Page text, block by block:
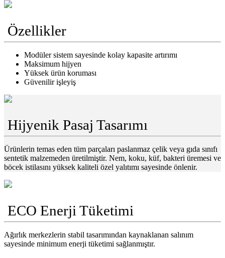
Özellikler
Modüler sistem sayesinde kolay kapasite artırımı
Maksimum hijyen
Yüksek ürün koruması
Güvenilir işleyiş
Hijyenik Pasaj Tasarımı
Ürünlerin temas eden tüm parçaları paslanmaz çelik veya gıda sınıfı
sentetik malzemeden üretilmiştir. Nem, koku, küf, bakteri üremesi ve
böcek istilasını yüksek kaliteli özel yalıtımı sayesinde önlenir.
ECO Enerji Tüketimi
Ağırlık merkezlerin stabil tasarımından kaynaklanan salınım
sayesinde minimum enerji tüketimi sağlanmıştır.